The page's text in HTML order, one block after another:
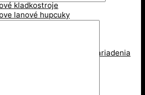
kladkostroje
lanové hupcuky
a Vakuové zdvíhacie zariadenia